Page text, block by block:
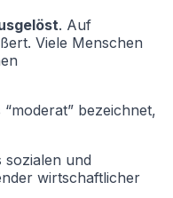
. Auf
Viele Menschen
bezeichnet,
sozialen und
wirtschaftlicher